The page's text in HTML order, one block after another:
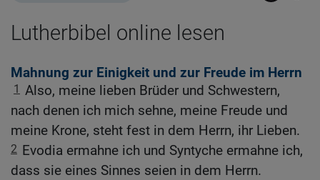
Lutherbibel online lesen
Mahnung zur Einigkeit und zur Freude im Herrn
1 Also, meine lieben Brüder und Schwestern,
nach denen ich mich sehne, meine Freude und
meine Krone, steht fest in dem Herrn, ihr Lieben.
2 Evodia ermahne ich und Syntyche ermahne ich,
dass sie eines Sinnes seien in dem Herrn.